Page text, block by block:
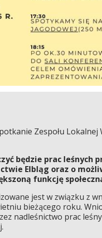
Zespołu Lokalnej
będzie prac leśnych
Elbląg oraz o
funkcję
jest w związku z
bieżącego roku.
nadleśnictwo prac